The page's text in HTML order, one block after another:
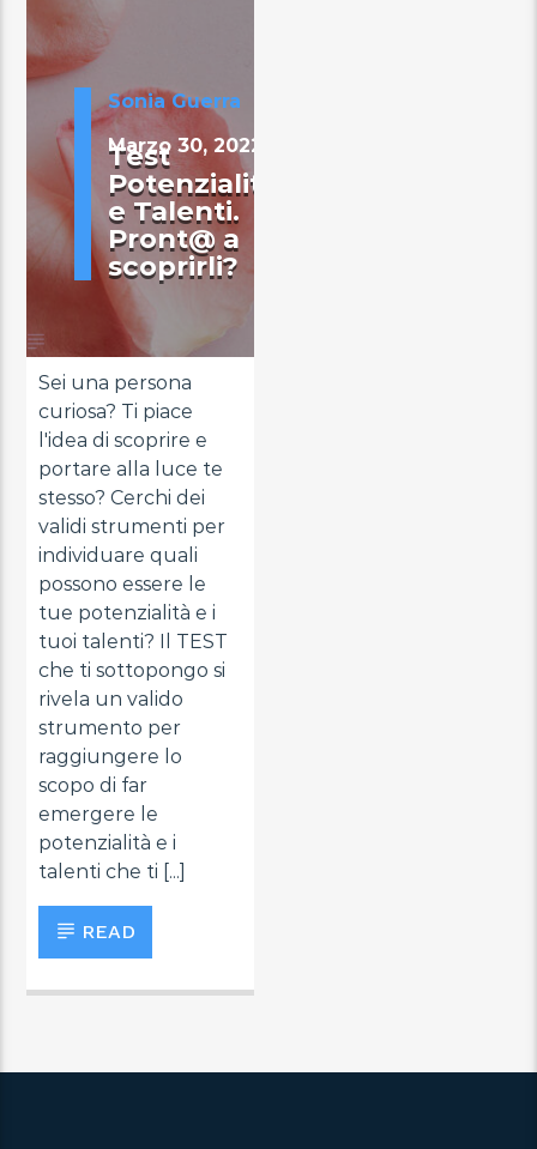
Sonia Guerra
Marzo 30, 2022
Test
Potenzialità
e Talenti.
Pront@ a
scoprirli?
Sei una persona
curiosa? Ti piace
l'idea di scoprire e
portare alla luce te
stesso? Cerchi dei
validi strumenti per
individuare quali
possono essere le
tue potenzialità e i
tuoi talenti? Il TEST
che ti sottopongo si
rivela un valido
strumento per
raggiungere lo
scopo di far
emergere le
potenzialità e i
talenti che ti [...]
READ